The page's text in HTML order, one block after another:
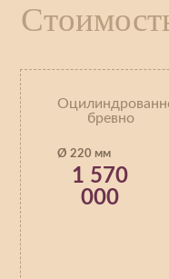
бревно
Ø 220 мм
1 570
000